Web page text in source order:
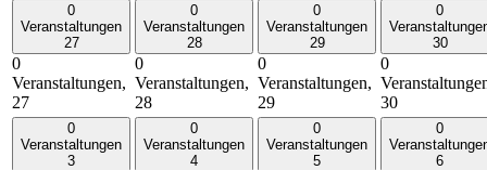
0
Veranstaltungen
27
0
Veranstaltungen,
27
0
Veranstaltungen
28
0
Veranstaltungen,
28
0
Veranstaltungen
29
0
Veranstaltungen,
29
0
30
0
30
0
Veranstaltungen
3
0
Veranstaltungen
4
0
Veranstaltungen
5
0
6